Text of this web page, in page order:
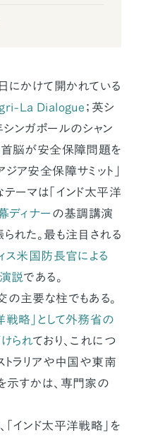
にかけて開かれている
La Dialogue ；英シ
ンガポールのシャン
首脳が安全保障問題を
ア安全保障サミット」
ーマは「インド太平洋
ディナー の基調講演
れた。最も注目される
ス米国防長官による
説である。
主要な柱でもある。
戦略」として外務省の
られており、これにつ
トラリアや中国や東南
示すかは、専門家の
インド太平洋戦略」を